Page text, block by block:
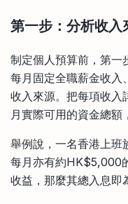
第一步：分析收入
制定個人預算前，第一
每月固定全職薪金收入
收入來源。把每項收入
月實際可用的資金總額
舉例說，一名香港上
每月亦有約HK$5,000
收益，那麼其總入息即